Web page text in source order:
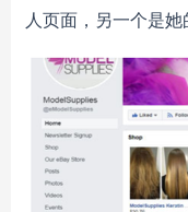
人页面，另一个是